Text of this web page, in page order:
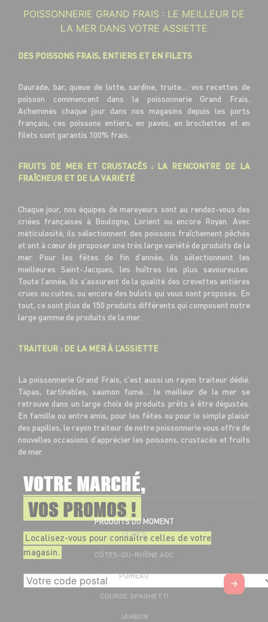
VOTRE MARCHÉ,
VOS PROMOS !
Localisez-vous pour connaître celles de votre
magasin.
POISSONNERIE GRAND FRAIS : LE MEILLEUR DE
LA MER DANS VOTRE ASSIETTE
DES POISSONS FRAIS, ENTIERS ET EN FILETS
Daurade, bar, queue de lotte, sardine, truite… vos recettes de
poisson commencent dans la poissonnerie Grand Frais.
Acheminés chaque jour dans nos magasins depuis les ports
français, ces poissons entiers, en pavés, en brochettes et en
filets sont garantis 100% frais.
FRUITS DE MER ET CRUSTACÉS : LA RENCONTRE DE LA
FRAÎCHEUR ET DE LA VARIÉTÉ
Chaque jour, nos équipes de mareyeurs sont au rendez-vous des
criées françaises à Boulogne, Lorient ou encore Royan. Avec
méticulosité, ils sélectionnent des poissons fraîchement pêchés
et ont à cœur de proposer une très large variété de produits de la
mer. Pour les fêtes de fin d’année, ils sélectionnent les
meilleures Saint-Jacques, les huîtres les plus savoureuses.
Toute l’année, ils s’assurent de la qualité des crevettes entières
crues ou cuites, ou encore des bulots qui vous sont proposés. En
tout, ce sont plus de 150 produits différents qui composent notre
large gamme de produits de la mer.
TRAITEUR : DE LA MER À L’ASSIETTE
La poissonnerie Grand Frais, c’est aussi un rayon traiteur dédié.
Tapas, tartinables, saumon fumé… le meilleur de la mer se
retrouve dans un large choix de produits prêts à être dégustés.
En famille ou entre amis, pour les fêtes ou pour le simple plaisir
des papilles, le rayon traiteur de notre poissonnerie vous offre de
nouvelles occasions d’apprécier les poissons, crustacés et fruits
de mer.
PRODUITS DU MOMENT
OLIVES
CÔTES-DU-RHÔNE AOC
POIREAU
COURGE SPAGHETTI
JAMBON